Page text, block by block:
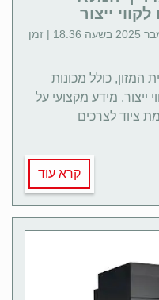
ייצור
בתאריך 12 נובמבר 2025 בשעה 18:36 | זמן
המזון, כולל מכונות
ייצור. מידע מקצועי על
ציוד לצרכים
קרא עוד